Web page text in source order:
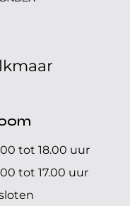
tot 18.00 uur
tot 17.00 uur